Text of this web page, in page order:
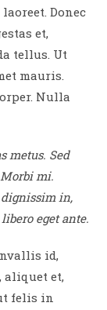
Donec
et,
tellus. Ut
mauris.
Nulla
metus. Sed
mi.
in,
eget ante.
id,
aliquet et,
felis in